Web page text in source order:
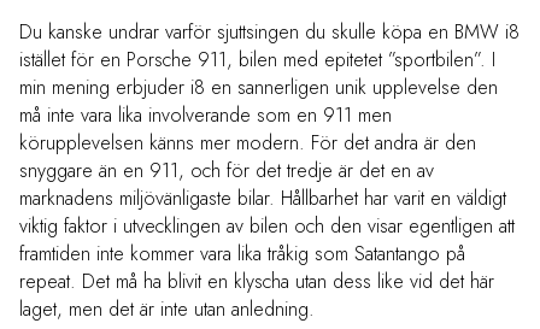
Du kanske undrar varför sjuttsingen du skulle köpa en BMW i8
istället för en Porsche 911, bilen med epitetet ”sportbilen”. I
min mening erbjuder i8 en sannerligen unik upplevelse den
må inte vara lika involverande som en 911 men
körupplevelsen känns mer modern. För det andra är den
snyggare än en 911, och för det tredje är det en av
marknadens miljövänligaste bilar. Hållbarhet har varit en väldigt
viktig faktor i utvecklingen av bilen och den visar egentligen att
framtiden inte kommer vara lika tråkig som Satantango på
repeat. Det må ha blivit en klyscha utan dess like vid det här
laget, men det är inte utan anledning.